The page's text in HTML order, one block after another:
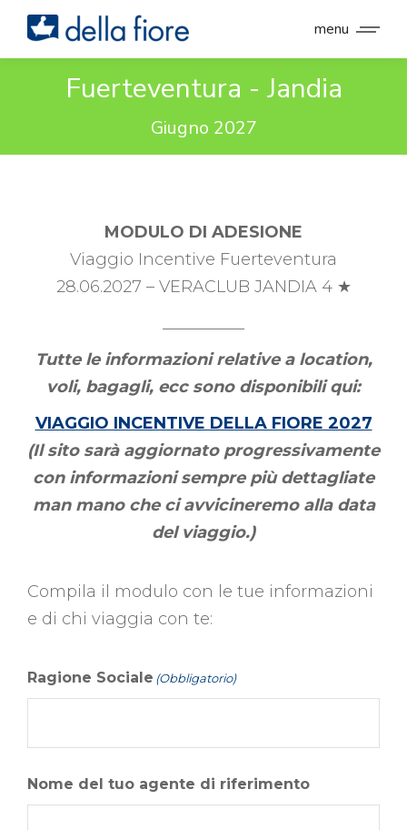
menu
Fuerteventura - Jandia
Giugno 2027
MODULO DI ADESIONE
Viaggio Incentive Fuerteventura
28.06.2027 – VERACLUB JANDIA 4 ★
Tutte le informazioni relative a location,
voli, bagagli, ecc sono disponibili qui:
VIAGGIO INCENTIVE DELLA FIORE 2027
(Il sito sarà aggiornato progressivamente
con informazioni sempre più dettagliate
man mano che ci avvicineremo alla data
del viaggio.)
Compila il modulo con le tue informazioni
e di chi viaggia con te:
Ragione Sociale (Obbligatorio)
Nome del tuo agente di riferimento